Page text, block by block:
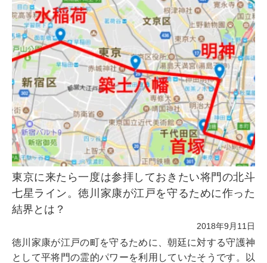
つのことを紹介します
東京に来たら一度は参拝しておきたい将門の北斗
七星ライン。徳川家康が江戸を守るために作った
結界とは？
2018年9月11日
徳川家康が江戸の町を守るために、朝廷に対する守護神
として平将門の霊的パワーを利用していたそうです。以